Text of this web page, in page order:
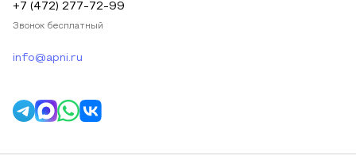
+7 (472) 277-72-99
Звонок бесплатный
info@apni.ru